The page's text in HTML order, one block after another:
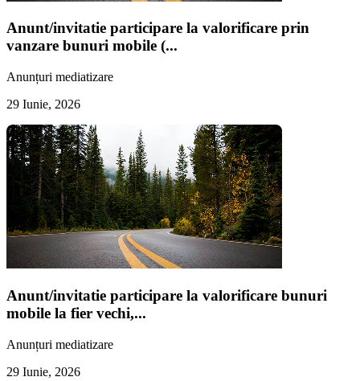
Anunt/invitatie participare la valorificare prin
vanzare bunuri mobile (...
Anunțuri mediatizare
29 Iunie, 2026
Anunt/invitatie participare la valorificare bunuri
mobile la fier vechi,...
Anunțuri mediatizare
29 Iunie, 2026